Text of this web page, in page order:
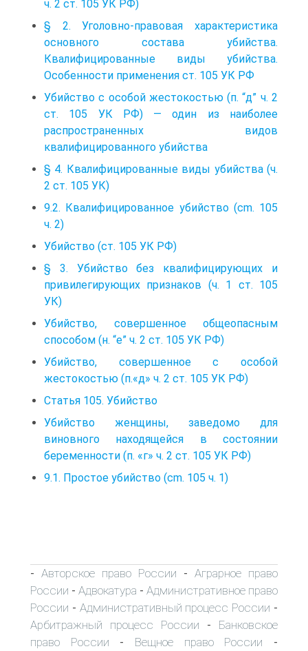
ч. 2 ст. 105 УК РФ)
§ 2. Уголовно-правовая характеристика
основного состава убийства.
Квалифицированные виды убийства.
Особенности применения ст. 105 УК РФ
Убийство с особой жестокостью (п. “д” ч. 2
ст. 105 УК РФ) — один из наиболее
распространенных видов
квалифицированного убийства
§ 4. Квалифицированные виды убийства (ч.
2 ст. 105 УК)
9.2. Квалифицированное убийство (cm. 105
ч. 2)
Убийство (ст. 105 УК РФ)
§ 3. Убийство без квалифицирующих и
привилегирующих признаков (ч. 1 ст. 105
УК)
Убийство, совершенное общеопасным
способом (н. “е” ч. 2 ст. 105 УК РФ)
Убийство, совершенное с особой
жестокостью (п.«д» ч. 2 ст. 105 УК РФ)
Статья 105. Убийство
Убийство женщины, заведомо для
виновного находящейся в состоянии
беременности (п. «г» ч. 2 ст. 105 УК РФ)
9.1. Простое убийство (cm. 105 ч. 1)
- Авторское право России - Аграрное право
России - Адвокатура - Административное право
России - Административный процесс России -
Арбитражный процесс России - Банковское
право России - Вещное право России -